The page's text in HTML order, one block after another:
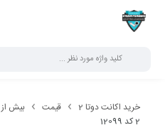
خرید اکانت دوتا 2 قیمت بیش از 1 میلیون تومان
2 کد 12099